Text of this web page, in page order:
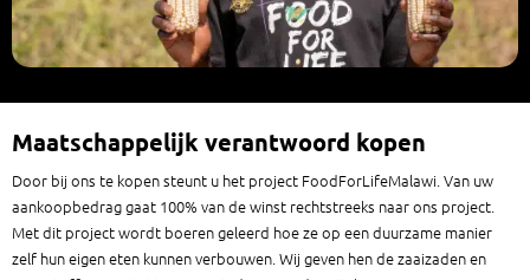
Maatschappelijk verantwoord kopen
Door bij ons te kopen steunt u het project FoodForLifeMalawi. Van uw
aankoopbedrag gaat 100% van de winst rechtstreeks naar ons project.
Met dit project wordt boeren geleerd hoe ze op een duurzame manier
zelf hun eigen eten kunnen verbouwen. Wij geven hen de zaaizaden en